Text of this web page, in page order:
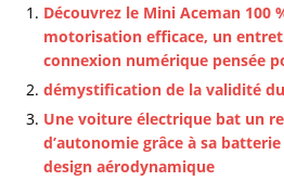
Découvrez le Mini Aceman 100
motorisation efficace, un
connexion numérique pensée
démystification de la validité
Une voiture électrique bat un
d’autonomie grâce à sa
design aérodynamique